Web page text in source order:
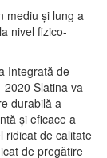
mediu şi lung a
nivel fizico-
Integrată de
Slatina va
durabilă a
şi eficace a
ridicat de calitate
de pregătire